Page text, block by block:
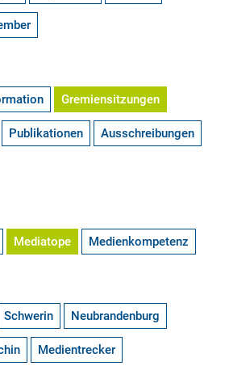
Gremiensitzungen
Publikationen Ausschreibungen
Mediatope Medienkompetenz
Schwerin Neubrandenburg
Medientrecker